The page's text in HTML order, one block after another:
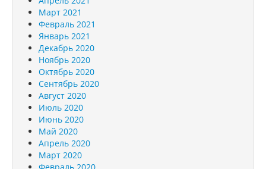
Март 2021
Февраль 2021
Январь 2021
Декабрь 2020
Ноябрь 2020
Октябрь 2020
Сентябрь 2020
Август 2020
Июль 2020
Июнь 2020
Май 2020
Апрель 2020
Март 2020